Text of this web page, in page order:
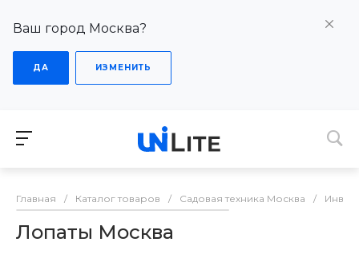
Ваш город Москва?
ДА ИЗМЕНИТЬ
Главная / Каталог товаров / Садовая техника Москва /
Лопаты Москва